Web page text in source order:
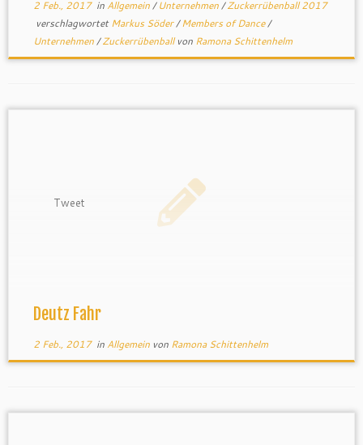
2 Feb., 2017in Allgemein/Unternehmen/Zuckerrübenball 2017
verschlagwortetMarkus Söder/Members of Dance/
Unternehmen/Zuckerrübenballvon Ramona Schittenhelm
Tweet
Deutz Fahr
2 Feb., 2017in Allgemein von Ramona Schittenhelm